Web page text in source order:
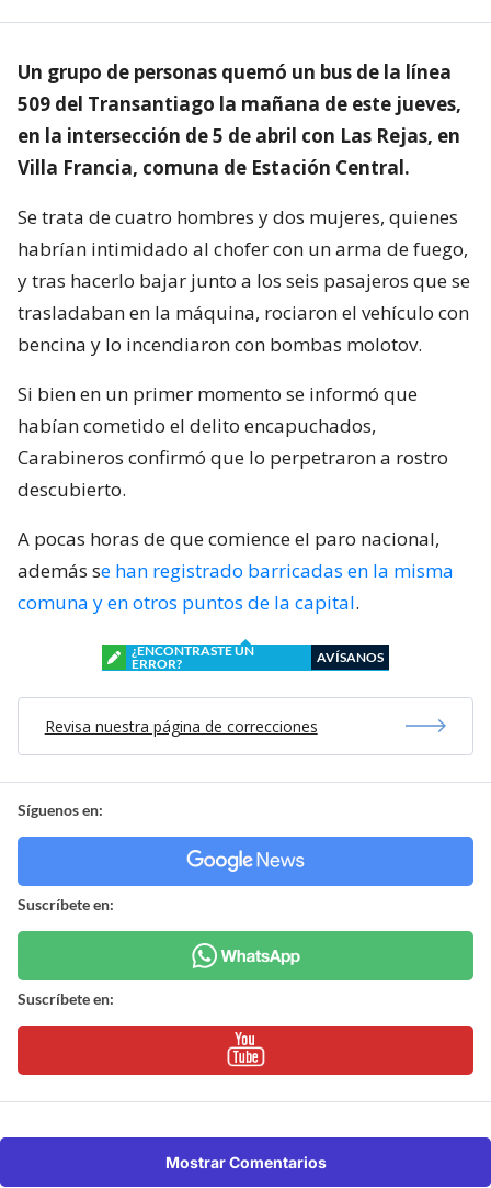
Un grupo de personas quemó un bus de la línea
509 del Transantiago la mañana de este jueves,
en la intersección de 5 de abril con Las Rejas, en
Villa Francia, comuna de Estación Central.
Se trata de cuatro hombres y dos mujeres, quienes
habrían intimidado al chofer con un arma de fuego,
y tras hacerlo bajar junto a los seis pasajeros que se
trasladaban en la máquina, rociaron el vehículo con
bencina y lo incendiaron con bombas molotov.
Si bien en un primer momento se informó que
habían cometido el delito encapuchados,
Carabineros confirmó que lo perpetraron a rostro
descubierto.
A pocas horas de que comience el paro nacional,
además se han registrado barricadas en la misma
comuna y en otros puntos de la capital.
¿ENCONTRASTE UN
ERROR?
AVÍSANOS
Revisa nuestra página de correcciones
Síguenos en:
Suscríbete en:
Suscríbete en:
Mostrar Comentarios